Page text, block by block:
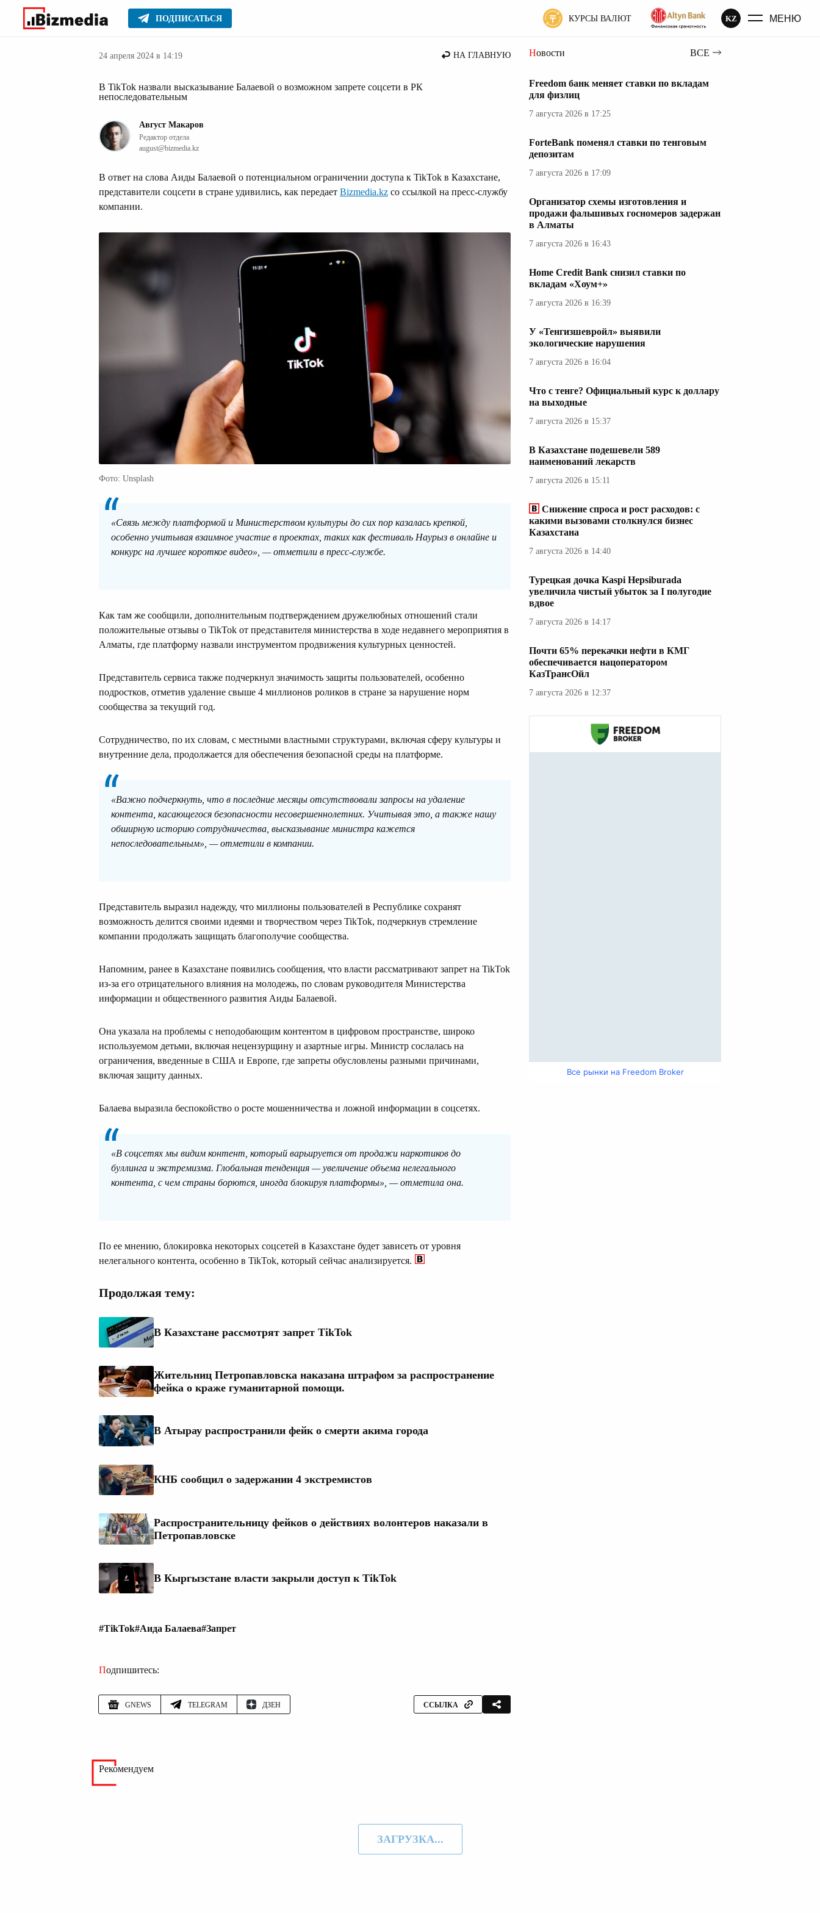
ПОДПИСАТЬСЯ КУРСЫ ВАЛЮТ KZ МЕНЮ
Главное Новости Новости Казахстана
24 апреля 2024 в 14:19 НА ГЛАВНУЮ
В TikTok назвали высказывание Балаевой о возможном запрете соцсети в РК
непоследовательным
Август Макаров
Редактор отдела
august@bizmedia.kz
В ответ на слова Аиды Балаевой о потенциальном ограничении доступа к TikTok в Казахстане,
представители соцсети в стране удивились, как передает Bizmedia.kz со ссылкой на пресс-службу
компании.
Фото: Unsplash
«Связь между платформой и Министерством культуры до сих пор казалась крепкой,
особенно учитывая взаимное участие в проектах, таких как фестиваль Наурыз в онлайне и
конкурс на лучшее короткое видео», — отметили в пресс-службе.
Как там же сообщили, дополнительным подтверждением дружелюбных отношений стали
положительные отзывы о TikTok от представителя министерства в ходе недавнего мероприятия в
Алматы, где платформу назвали инструментом продвижения культурных ценностей.
Представитель сервиса также подчеркнул значимость защиты пользователей, особенно
подростков, отметив удаление свыше 4 миллионов роликов в стране за нарушение норм
сообщества за текущий год.
Сотрудничество, по их словам, с местными властными структурами, включая сферу культуры и
внутренние дела, продолжается для обеспечения безопасной среды на платформе.
«Важно подчеркнуть, что в последние месяцы отсутствовали запросы на удаление
контента, касающегося безопасности несовершеннолетних. Учитывая это, а также нашу
обширную историю сотрудничества, высказывание министра кажется
непоследовательным», — отметили в компании.
Представитель выразил надежду, что миллионы пользователей в Республике сохранят
возможность делится своими идеями и творчеством через TikTok, подчеркнув стремление
компании продолжать защищать благополучие сообщества.
Напомним, ранее в Казахстане появились сообщения, что власти рассматривают запрет на TikTok
из-за его отрицательного влияния на молодежь, по словам руководителя Министерства
информации и общественного развития Аиды Балаевой.
Она указала на проблемы с неподобающим контентом в цифровом пространстве, широко
используемом детьми, включая нецензурщину и азартные игры. Министр сослалась на
ограничения, введенные в США и Европе, где запреты обусловлены разными причинами,
включая защиту данных.
Балаева выразила беспокойство о росте мошенничества и ложной информации в соцсетях.
«В соцсетях мы видим контент, который варьируется от продажи наркотиков до
буллинга и экстремизма. Глобальная тенденция — увеличение объема нелегального
контента, с чем страны борются, иногда блокируя платформы», — отметила она.
По ее мнению, блокировка некоторых соцсетей в Казахстане будет зависеть от уровня
нелегального контента, особенно в TikTok, который сейчас анализируется.
Продолжая тему:
В Казахстане рассмотрят запрет TikTok
Жительниц Петропавловска наказана штрафом за распространение
фейка о краже гуманитарной помощи.
В Атырау распространили фейк о смерти акима города
КНБ сообщил о задержании 4 экстремистов
Распространительницу фейков о действиях волонтеров наказали в
Петропавловске
В Кыргызстане власти закрыли доступ к TikTok
#TikTok#Аида Балаева#Запрет
Подпишитесь:
GNEWS TELEGRAM ДЗЕН ССЫЛКА
Новости ВСЕ
Freedom банк меняет ставки по вкладам
для физлиц
7 августа 2026 в 17:25
ForteBank поменял ставки по тенговым
депозитам
7 августа 2026 в 17:09
Организатор схемы изготовления и
продажи фальшивых госномеров задержан
в Алматы
7 августа 2026 в 16:43
Home Credit Bank снизил ставки по
вкладам «Хоум+»
7 августа 2026 в 16:39
У «Тенгизшевройл» выявили
экологические нарушения
7 августа 2026 в 16:04
Что с тенге? Официальный курс к доллару
на выходные
7 августа 2026 в 15:37
В Казахстане подешевели 589
наименований лекарств
7 августа 2026 в 15:11
Снижение спроса и рост расходов: с
какими вызовами столкнулся бизнес
Казахстана
7 августа 2026 в 14:40
Турецкая дочка Kaspi Hepsiburada
увеличила чистый убыток за I полугодие
вдвое
7 августа 2026 в 14:17
Почти 65% перекачки нефти в КМГ
обеспечивается нацоператором
КазТрансОйл
7 августа 2026 в 12:37
Все рынки на Freedom Broker
Рекомендуем
ЗАГРУЗКА...